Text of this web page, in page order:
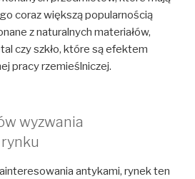
coraz większą popularnością
z naturalnych materiałów,
czy szkło, które są efektem
pracy rzemieślniczej.
wyzwania
antykami, rynek ten